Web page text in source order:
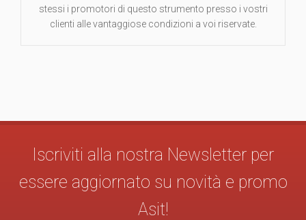
stessi i promotori di questo strumento presso i vostri
clienti alle vantaggiose condizioni a voi riservate.
Iscriviti alla nostra Newsletter per
essere aggiornato su novità e promo
Asit!